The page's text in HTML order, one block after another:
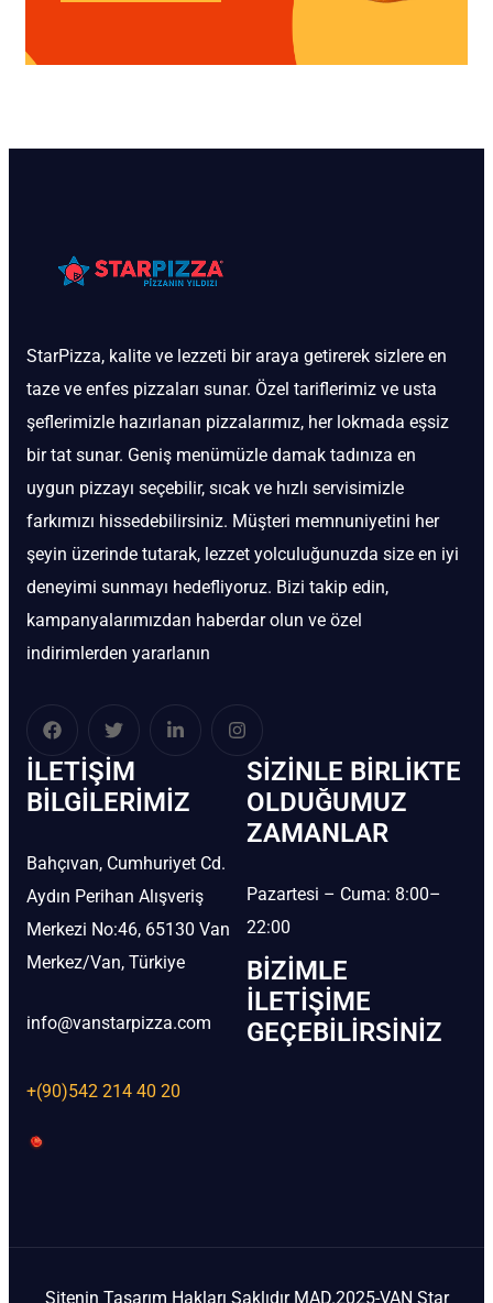
StarPizza, kalite ve lezzeti bir araya getirerek sizlere en
taze ve enfes pizzaları sunar. Özel tariflerimiz ve usta
şeflerimizle hazırlanan pizzalarımız, her lokmada eşsiz
bir tat sunar. Geniş menümüzle damak tadınıza en
uygun pizzayı seçebilir, sıcak ve hızlı servisimizle
farkımızı hissedebilirsiniz. Müşteri memnuniyetini her
şeyin üzerinde tutarak, lezzet yolculuğunuzda size en iyi
deneyimi sunmayı hedefliyoruz. Bizi takip edin,
kampanyalarımızdan haberdar olun ve özel
indirimlerden yararlanın
İLETIŞIM
BİLGILERIMIZ
Bahçıvan, Cumhuriyet Cd.
Aydın Perihan Alışveriş
Merkezi No:46, 65130 Van
Merkez/Van, Türkiye
info@vanstarpizza.com
+(90)542 214 40 20
SIZINLE BIRLIKTE
OLDUĞUMUZ
ZAMANLAR
Pazartesi – Cuma: 8:00–
22:00
BIZIMLE
İLETIŞIME
GEÇEBILIRSINIZ
Sitenin Tasarım Hakları Saklıdır MAD.2025-VAN Star